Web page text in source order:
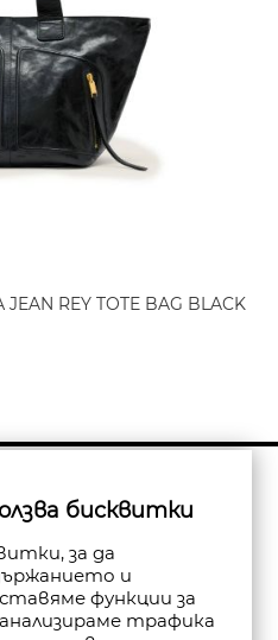
REY TOTE BAG BLACK
Абониране
бисквитки
за да
и
функции за
трафика